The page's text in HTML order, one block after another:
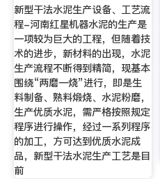
新型干法水泥生产设备、工艺流
程-河南红星机器水泥的生产是
一项较为巨大的工程，但随着技
术的进步，新材料的出现，水泥
生产流程不断得到精简，现基本
围绕“两磨一烧”进行，即是生
料制备、熟料煅烧、水泥粉磨，
生产优质水泥，需严格按照规定
程序进行操作，经过一系列程序
的加工，方可达到优质水泥成
品，新型干法水泥生产工艺是目
前